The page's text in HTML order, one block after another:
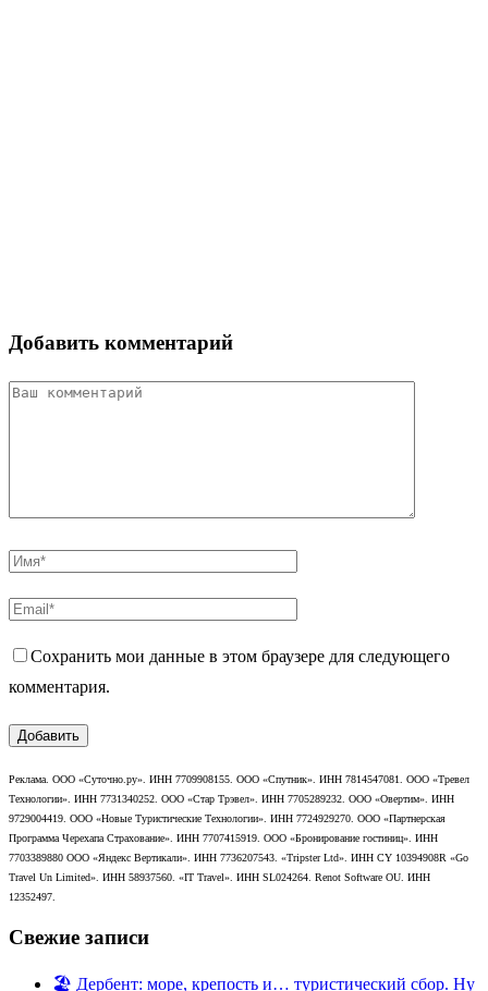
Добавить комментарий
Сохранить мои данные в этом браузере для следующего
комментария.
Реклама. ООО «Суточно.ру». ИНН 7709908155. ООО «Спутник». ИНН 7814547081. ООО «Тревел
Технологии». ИНН 7731340252. ООО «Стар Трэвел». ИНН 7705289232. ООО «Овертим». ИНН
9729004419. ООО «Новые Туристические Технологии». ИНН 7724929270. ООО «Партнерская
Программа Черехапа Страхование». ИНН 7707415919. ООО «Бронирование гостиниц». ИНН
7703389880 ООО «Яндекс Вертикали». ИНН 7736207543. «Tripster Ltd». ИНН CY 10394908R «Go
Travel Un Limited». ИНН 58937560. «IT Travel». ИНН SL024264. Renot Software OU. ИНН
12352497.
Свежие записи
🏖️ Дербент: море, крепость и… туристический сбор. Ну